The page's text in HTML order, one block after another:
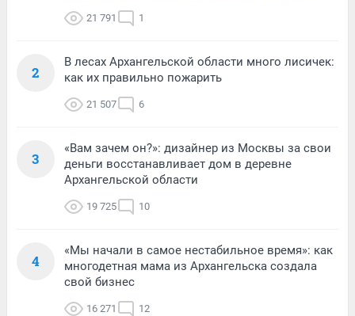
21 791 1
2
В лесах Архангельской области много лисичек:
как их правильно пожарить
21 507 6
3
«Вам зачем он?»: дизайнер из Москвы за свои
деньги восстанавливает дом в деревне
Архангельской области
19 725 10
4
«Мы начали в самое нестабильное время»: как
многодетная мама из Архангельска создала
свой бизнес
16 271 12